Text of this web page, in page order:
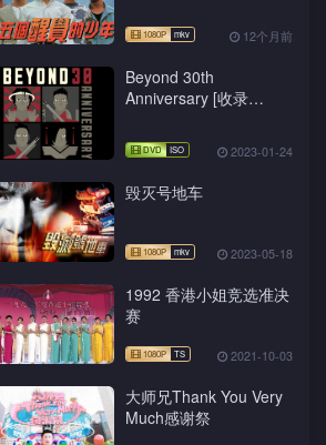
12个月前
Beyond 30th
Anniversary [收录
贵片段]
2023-01-24
毁灭号地车
2023-05-18
1992 香港小姐竞选准决
赛
2021-10-03
大师兄Thank You Very
Much感谢祭